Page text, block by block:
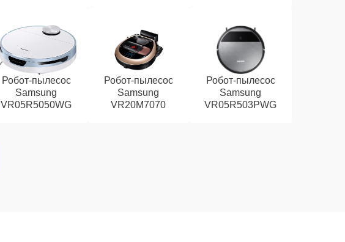
Робот-пылесос
Samsung
VR05R5050WG
Робот-пылесос
Samsung
VR20M7070
Робот-пылесос
Samsung
VR05R503PWG